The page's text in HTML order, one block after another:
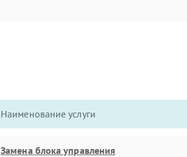
Наименование услуги
Замена блока управления